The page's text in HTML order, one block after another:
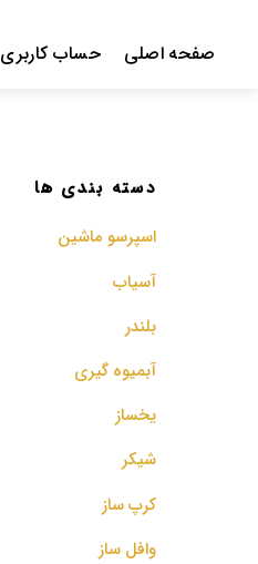
صفحه اصلی حساب کاربری
دسته بندی ها
اسپرسو‌ ماشین
آسیاب
بلندر
آبمیوه گیری
یخساز
شیکر
کرپ ساز
وافل ساز